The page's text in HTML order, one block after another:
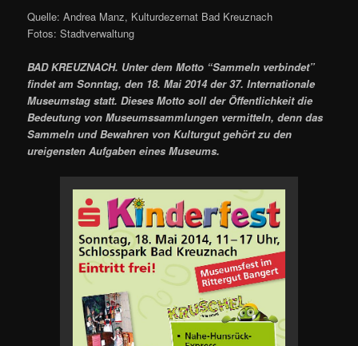
Quelle: Andrea Manz, Kulturdezernat Bad Kreuznach
Fotos: Stadtverwaltung
BAD KREUZNACH. Unter dem Motto “Sammeln verbindet”
findet am Sonntag, den 18. Mai 2014 der 37. Internationale
Museumstag statt. Dieses Motto soll der Öffentlichkeit die
Bedeutung von Museumssammlungen vermitteln, denn das
Sammeln und Bewahren von Kulturgut gehört zu den
ureigensten Aufgaben eines Museums.